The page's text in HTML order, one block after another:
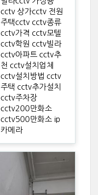
cctv 상가cctv 전원
주택cctv cctv종류
cctv가격 cctv모텔
cctv학원 cctv빌라
cctv아파트 cctv추
천 cctv설치업체
cctv설치방법 cctv
주택 cctv추가설치
cctv주차장
cctv200만화소
cctv500만화소 ip
카메라